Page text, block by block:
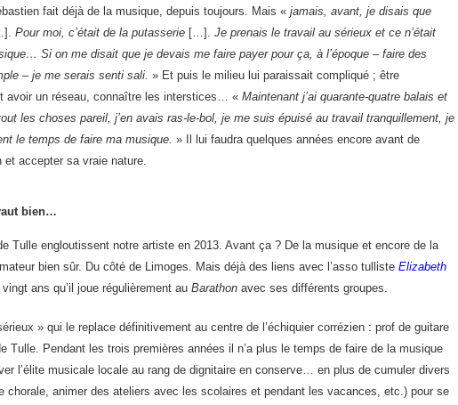
fait déjà de la musique, depuis toujours. Mais « jamais, avant, je disais que
Pour moi, c’était de la putasserie […]. Je prenais le travail au sérieux et ce n’était
Si on me disait que je devais me faire payer pour ça, à l’époque – faire des
– je me serais senti sali. » Et puis le milieu lui paraissait compliqué ; être
avoir un réseau, connaître les interstices… « Maintenant j’ai quarante-quatre balais et
les choses pareil, j’en avais ras-le-bol, je me suis épuisé au travail tranquillement, je
le temps de faire ma musique. » Il lui faudra quelques années encore avant de
et accepter sa vraie nature.
bien…
Tulle engloutissent notre artiste en 2013. Avant ça ? De la musique et encore de la
bien sûr. Du côté de Limoges. Mais déjà des liens avec l’asso tulliste Elizabeth
ans qu’il joue régulièrement au Barathon avec ses différents groupes.
» qui le replace définitivement au centre de l’échiquier corrézien : prof de guitare
Tulle. Pendant les trois premières années il n’a plus le temps de faire de la musique
l’élite musicale locale au rang de dignitaire en conserve… en plus de cumuler divers
chorale, animer des ateliers avec les scolaires et pendant les vacances, etc.) pour se